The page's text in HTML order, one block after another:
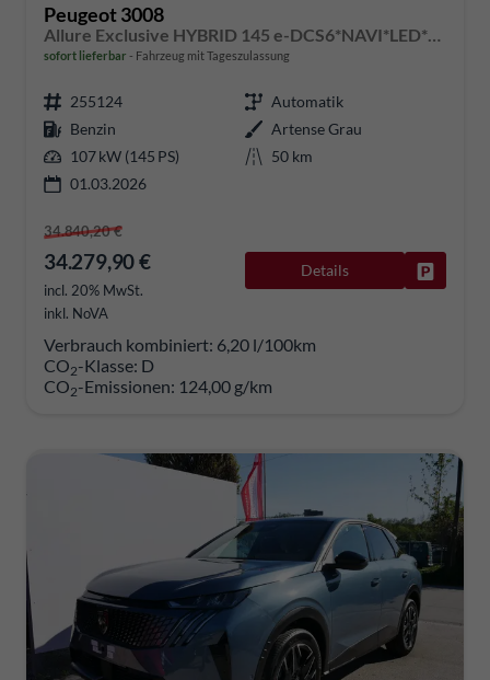
Peugeot 3008
Allure Exclusive HYBRID 145 e-DCS6*NAVI*LED*PDC*360*KAMERA*TEMPOMAT*19-ZOLL-ALU
sofort lieferbar Fahrzeug mit Tageszulassung
255124
Automatik
Benzin
Artense Grau
107 kW (145 PS)
50 km
01.03.2026
34.840,20 €
34.279,90 €
incl. 20% MwSt.
inkl. NoVA
Details
Verbrauch kombiniert: 6,20 l/100km
CO2-Klasse: D
CO2-Emissionen: 124,00 g/km